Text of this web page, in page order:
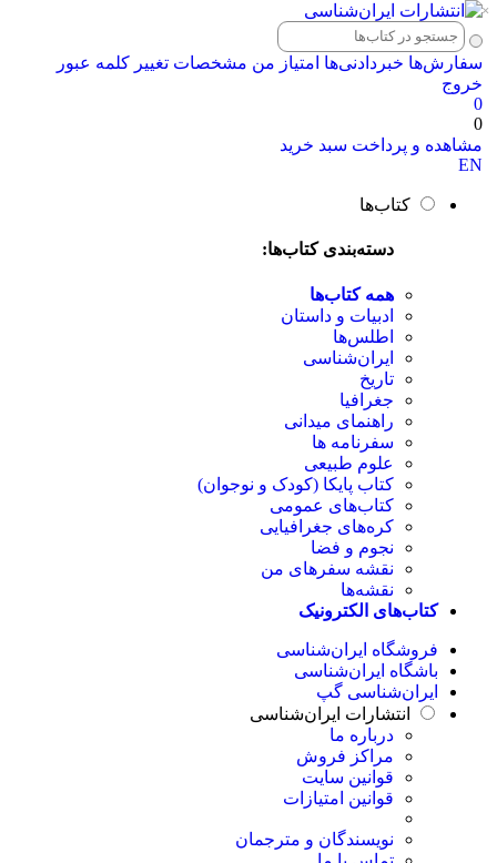
سفارش‌ها خبردادنی‌ها امتیاز من مشخصاتتغییر کلمه عبور
خروج
0
0
مشاهده و پرداخت سبد خرید
EN
کتاب‌ها
دسته‌بندی کتاب‌ها:
همه کتاب‌ها
ادبیات و داستان
اطلس‌ها
ایران‌شناسی
تاریخ
جغرافیا
راهنمای میدانی
سفرنامه‌ ها
علوم طبیعی
کتاب‌ پایکا (کودک و نوجوان)
کتاب‌های عمومی
کره‌های جغرافیایی
نجوم و فضا
نقشه سفرهای من
نقشه‌ها
کتاب‌های الکترونیک
فروشگاه ایران‌شناسی
باشگاه ایران‌شناسی
ایران‌شناسی گپ
انتشارات ایران‌شناسی
درباره ما
مراکز فروش
قوانین سایت
قوانین امتیازات
نویسندگان و مترجمان
×